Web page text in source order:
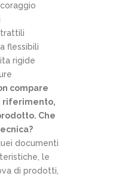
flessibili
rigide
compare
riferimento,
Che
documenti
le
di prodotti,